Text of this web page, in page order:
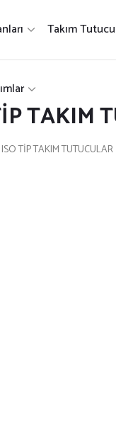
Takım
TAKIM
ISO TİP TAKIM TUTUCULAR